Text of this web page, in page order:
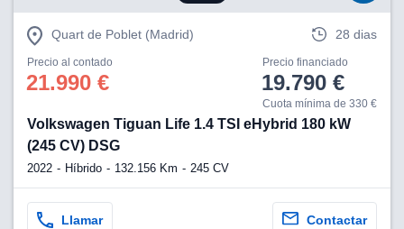
Quart de Poblet (Madrid) 28 dias
Precio al contado
21.990 €
Precio financiado
19.790 €
Cuota mínima de 330 €
Volkswagen Tiguan Life 1.4 TSI eHybrid 180 kW
(245 CV) DSG
2022 Híbrido 132.156 Km 245 CV
Llamar Contactar